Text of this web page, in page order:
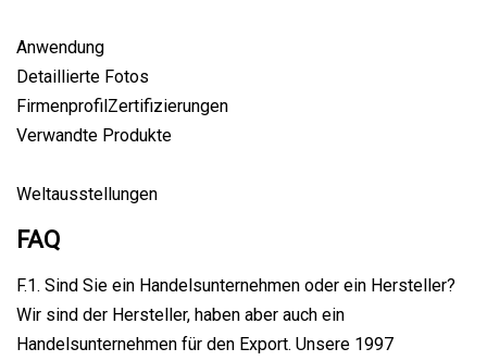
Anwendung
Detaillierte Fotos
FirmenprofilZertifizierungen
Verwandte Produkte
Weltausstellungen
FAQ
F.1. Sind Sie ein Handelsunternehmen oder ein Hersteller?
Wir sind der Hersteller, haben aber auch ein
Handelsunternehmen für den Export. Unsere 1997